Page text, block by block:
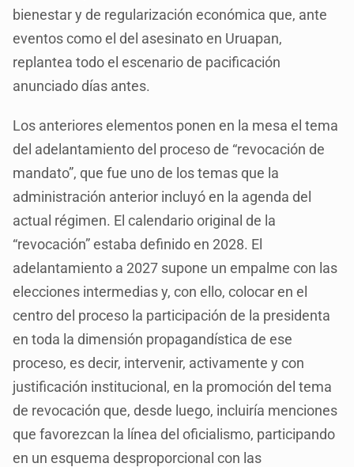
bienestar y de regularización económica que, ante
eventos como el del asesinato en Uruapan,
replantea todo el escenario de pacificación
anunciado días antes.
Los anteriores elementos ponen en la mesa el tema
del adelantamiento del proceso de “revocación de
mandato”, que fue uno de los temas que la
administración anterior incluyó en la agenda del
actual régimen. El calendario original de la
“revocación” estaba definido en 2028. El
adelantamiento a 2027 supone un empalme con las
elecciones intermedias y, con ello, colocar en el
centro del proceso la participación de la presidenta
en toda la dimensión propagandística de ese
proceso, es decir, intervenir, activamente y con
justificación institucional, en la promoción del tema
de revocación que, desde luego, incluiría menciones
que favorezcan la línea del oficialismo, participando
en un esquema desproporcional con las